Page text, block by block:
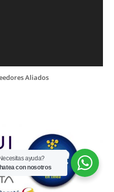
Aliados
ayuda?
con nosotros